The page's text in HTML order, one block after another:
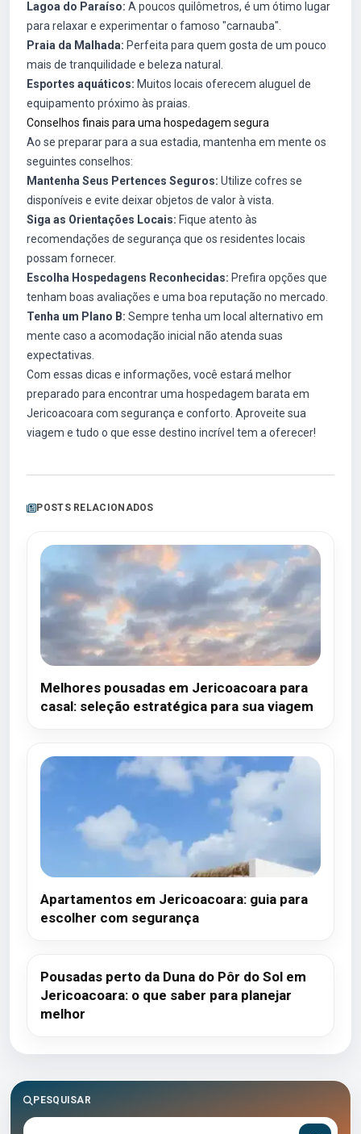
Lagoa do Paraíso: A poucos quilômetros, é um ótimo lugar
para relaxar e experimentar o famoso "carnauba".
Praia da Malhada: Perfeita para quem gosta de um pouco
mais de tranquilidade e beleza natural.
Esportes aquáticos: Muitos locais oferecem aluguel de
equipamento próximo às praias.
Conselhos finais para uma hospedagem segura
Ao se preparar para a sua estadia, mantenha em mente os
seguintes conselhos:
Mantenha Seus Pertences Seguros: Utilize cofres se
disponíveis e evite deixar objetos de valor à vista.
Siga as Orientações Locais: Fique atento às
recomendações de segurança que os residentes locais
possam fornecer.
Escolha Hospedagens Reconhecidas: Prefira opções que
tenham boas avaliações e uma boa reputação no mercado.
Tenha um Plano B: Sempre tenha um local alternativo em
mente caso a acomodação inicial não atenda suas
expectativas.
Com essas dicas e informações, você estará melhor
preparado para encontrar uma hospedagem barata em
Jericoacoara com segurança e conforto. Aproveite sua
viagem e tudo o que esse destino incrível tem a oferecer!
POSTS RELACIONADOS
Melhores pousadas em Jericoacoara para
casal: seleção estratégica para sua viagem
Apartamentos em Jericoacoara: guia para
escolher com segurança
Pousadas perto da Duna do Pôr do Sol em
Jericoacoara: o que saber para planejar
melhor
PESQUISAR